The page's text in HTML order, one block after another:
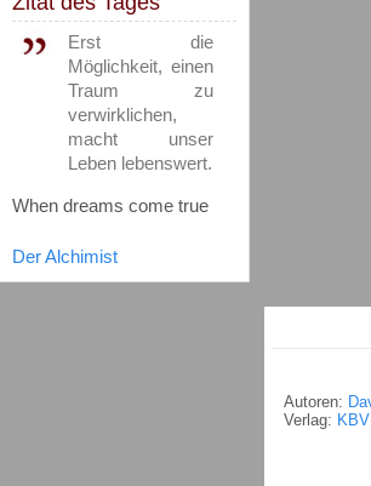
Erst die
Möglichkeit, einen
Traum zu
verwirklichen,
macht unser
Leben lebenswert.
When dreams come true
Der Alchimist
Autoren:
Verlag: KBV